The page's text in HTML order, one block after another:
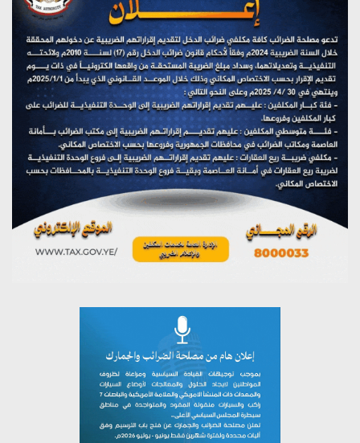
تستمعون لبرنامج (هندسة الوهم)
يوليو 28, 2026
مؤتمر صحفي لمركز عين الإنسانية حول جرائم تحالف العدوان
على اليمن
يوليو 27, 2026
تستمعون لبرنامج (مع السيد القائد)
يوليو 26, 2026